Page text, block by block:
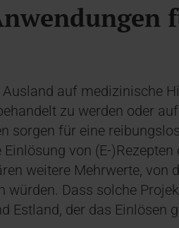
auf medizinische
zu werden oder
sorgen für eine
von (E-
weitere Mehrwerte, von
würden. Dass solche
Estland, der das Einlösen